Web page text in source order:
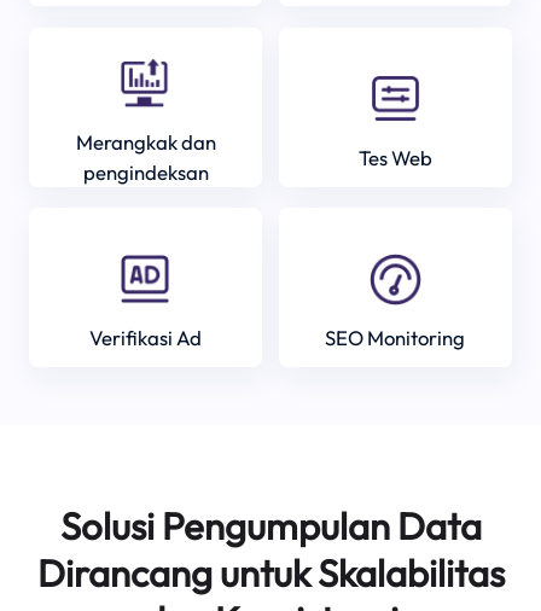
Merangkak dan
pengindeksan
Tes Web
Verifikasi Ad SEO Monitoring
Solusi Pengumpulan Data
Dirancang untuk Skalabilitas